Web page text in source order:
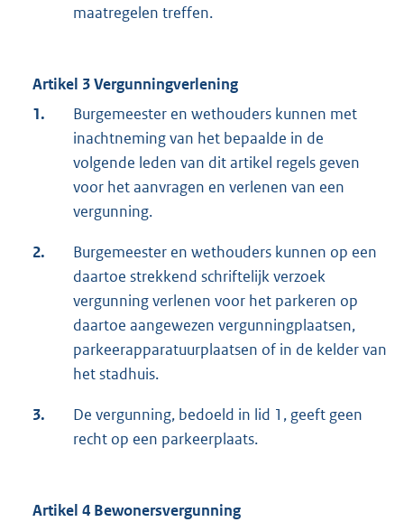
maatregelen treffen.
Artikel 3 Vergunningverlening
1.
Burgemeester en wethouders kunnen met
inachtneming van het bepaalde in de
volgende leden van dit artikel regels geven
voor het aanvragen en verlenen van een
vergunning.
2.
Burgemeester en wethouders kunnen op een
daartoe strekkend schriftelijk verzoek
vergunning verlenen voor het parkeren op
daartoe aangewezen vergunningplaatsen,
parkeerapparatuurplaatsen of in de kelder van
het stadhuis.
3.
De vergunning, bedoeld in lid 1, geeft geen
recht op een parkeerplaats.
Artikel 4 Bewonersvergunning